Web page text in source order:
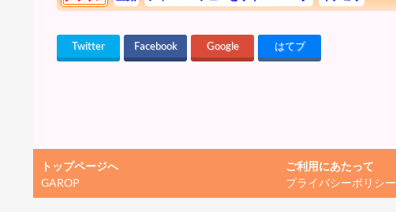
Twitter Facebook Google はてブ
トップページへ
GAROP
ご利用にあたって
プライバシーポリシー